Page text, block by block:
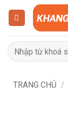
dungTìm
kiếm:
TRANG CHỦ /